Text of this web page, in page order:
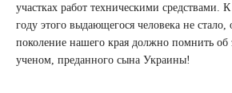
участках работ техническими средствами.
году этого выдающегося человека не стало,
поколение нашего края должно помнить об
ученом, преданного сына Украины!